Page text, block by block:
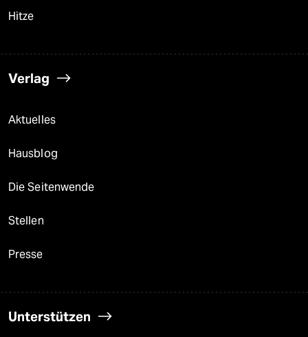
Hitze
Verlag
Aktuelles
Hausblog
Die Seitenwende
Stellen
Presse
Unterstützen